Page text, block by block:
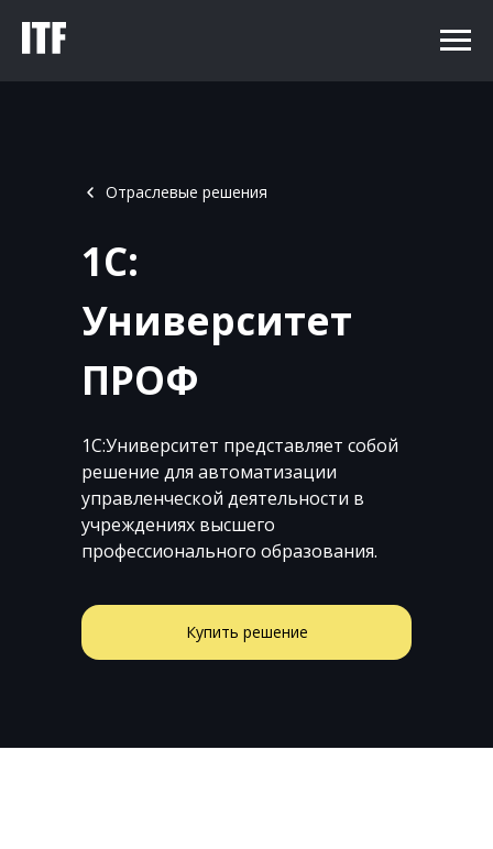
1С:
Университет
ПРОФ
1С:Университет представляет собой
решение для автоматизации
управленческой деятельности в
учреждениях высшего
профессионального образования.
Отраслевые решения
Купить решение